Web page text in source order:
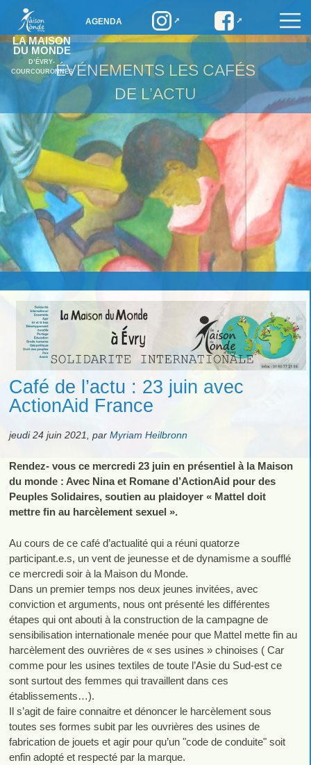
LA MAISON
DU MONDE
D’ÉVRY-
COURCOURONNES
AGENDA
ÉVÉNEMENTS LES CAFÉS
DE L’ACTU
Café de l’actu : 23 juin avec
ActionAid France
jeudi 24 juin 2021, par Myriam Heilbronn
Rendez- vous ce mercredi 23 juin en présentiel à la Maison
du monde : Avec Nina et Romane d’ActionAid pour des
Peuples Solidaires, soutien au plaidoyer « Mattel doit
mettre fin au harcèlement sexuel ».
Au cours de ce café d’actualité qui a réuni quatorze
participant.e.s, un vent de jeunesse et de dynamisme a soufflé
ce mercredi soir à la Maison du Monde.
Dans un premier temps nos deux jeunes invitées, avec
conviction et arguments, nous ont présenté les différentes
étapes qui ont abouti à la construction de la campagne de
sensibilisation internationale menée pour que Mattel mette fin au
harcèlement des ouvrières de « ses usines » chinoises ( Car
comme pour les usines textiles de toute l’Asie du Sud-est ce
sont surtout des femmes qui travaillent dans ces
établissements…).
Il s’agit de faire connaitre et dénoncer le harcèlement sous
toutes ses formes subit par les ouvrières des usines de
fabrication de jouets et agir pour qu’un "code de conduite" soit
enfin adopté et respecté par la marque.